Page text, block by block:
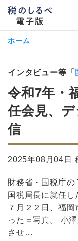
ホーム
インタビュー等「
令和7年・
任会見、
信
2025年08月04日
財務省・国税庁の
国税局長に就任
７月２２日、福
った＝写真。 小
させ…